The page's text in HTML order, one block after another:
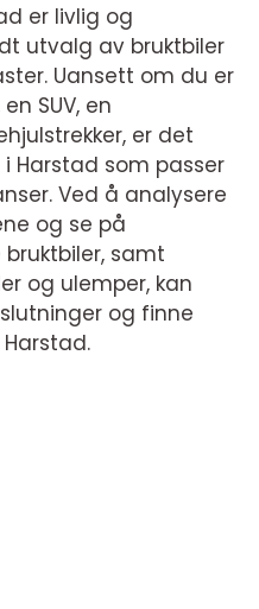
er livlig og
utvalg av bruktbiler
Uansett om du er
SUV, en
er det
Harstad som passer
Ved å analysere
og se på
samt
og ulemper, kan
og finne